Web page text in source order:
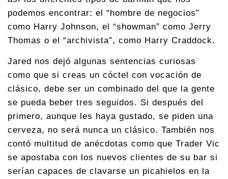
podemos encontrar: el “hombre de negocios”
como Harry Johnson, el “showman” como Jerry
Thomas o el “archivista”, como Harry Craddock.
Jared nos dejó algunas sentencias curiosas
como que si creas un cóctel con vocación de
clásico, debe ser un combinado del que la gente
se pueda beber tres seguidos. Si después del
primero, aunque les haya gustado, se piden una
cerveza, no será nunca un clásico. También nos
contó multitud de anécdotas como que Trader Vic
se apostaba con los nuevos clientes de su bar si
serían capaces de clavarse un picahielos en la